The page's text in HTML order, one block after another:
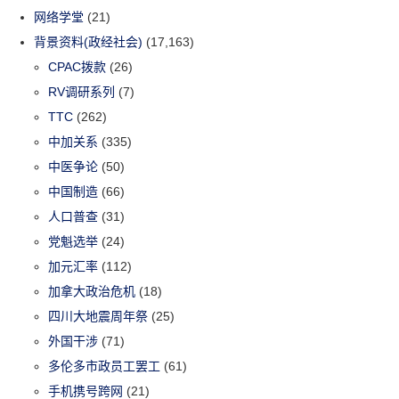
网络学堂 (21)
背景资料(政经社会) (17,163)
CPAC拨款 (26)
RV调研系列 (7)
TTC (262)
中加关系 (335)
中医争论 (50)
中国制造 (66)
人口普查 (31)
党魁选举 (24)
加元汇率 (112)
加拿大政治危机 (18)
四川大地震周年祭 (25)
外国干涉 (71)
多伦多市政员工罢工 (61)
手机携号跨网 (21)